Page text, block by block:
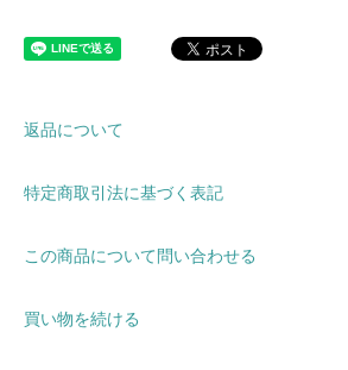
返品について
特定商取引法に基づく表記
この商品について問い合わせる
買い物を続ける